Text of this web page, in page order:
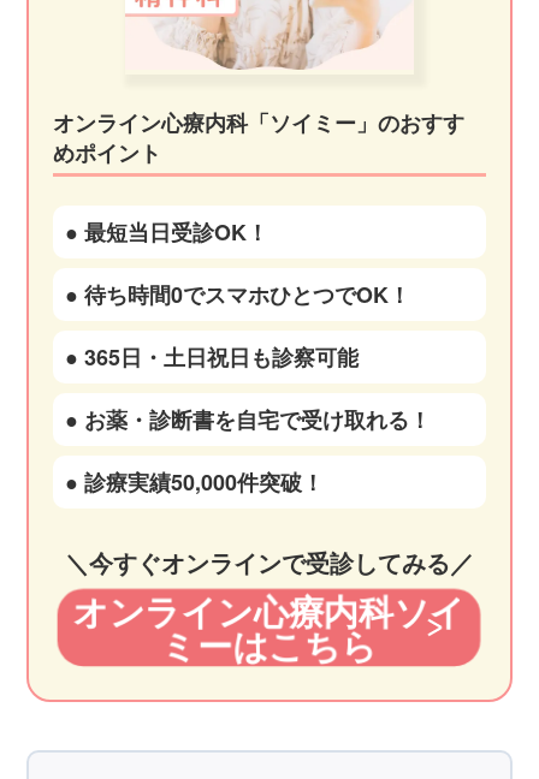
オンライン心療内科「ソイミー」のおすす
めポイント
● 最短当日受診OK！
● 待ち時間0でスマホひとつでOK！
● 365日・土日祝日も診察可能
● お薬・診断書を自宅で受け取れる！
● 診療実績50,000件突破！
＼今すぐオンラインで受診してみる／
オンライン心療内科ソイ
ミーはこちら